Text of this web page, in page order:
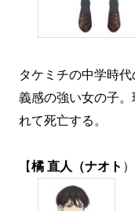
タケミチの中学時
義感の強い女の子
れて死亡する。
【橘 直人（ナオト ）